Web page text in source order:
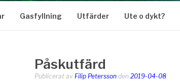
Gasfyllning Utfärder Ute o dykt?
Påskutfärd
Publicerat av Filip Petersson den 2019-04-08